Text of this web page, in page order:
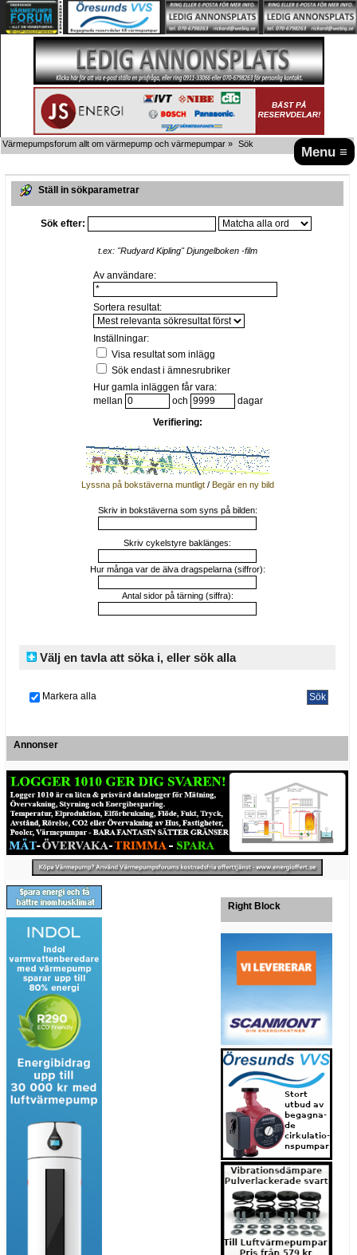
Menu ≡
Värmepumpsforum allt om värmepump och värmepumpar » Sök
Ställ in sökparametrar
Sök efter:
t.ex:"Rudyard Kipling" Djungelboken -film
Av användare:
Sortera resultat:
Inställningar:
Visa resultat som inlägg
Sök endast i ämnesrubriker
Hur gamla inläggen får vara:
mellan
och
dagar
Verifiering:
Lyssna på bokstäverna muntligt/ Begär en ny bild
Skriv in bokstäverna som syns på bilden:
Skriv cykelstyre baklänges:
Hur många var de älva dragspelarna (siffror):
Antal sidor på tärning (siffra):
Välj en tavla att söka i, eller sök alla
Markera alla
Annonser
Right Block